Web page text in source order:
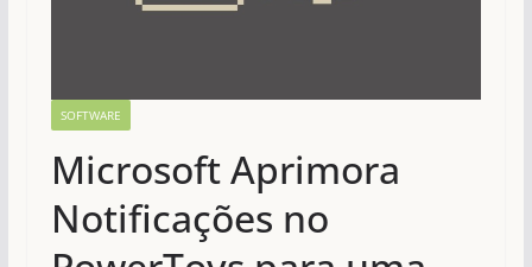
SOFTWARE
Microsoft Aprimora
Notificações no